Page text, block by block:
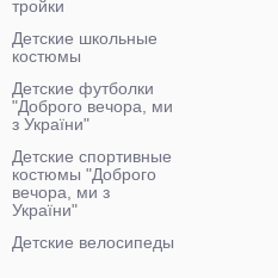
тройки
Детские школьные
костюмы
Детские футболки
"Доброго вечора, ми
з України"
Детские спортивные
костюмы "Доброго
вечора, ми з
України"
Детские велосипеды